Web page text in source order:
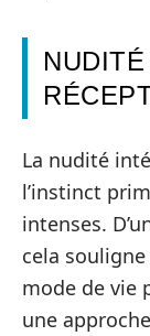
NUDITÉ
La nudité
l’instinct
intenses.
cela
mode de vie
une